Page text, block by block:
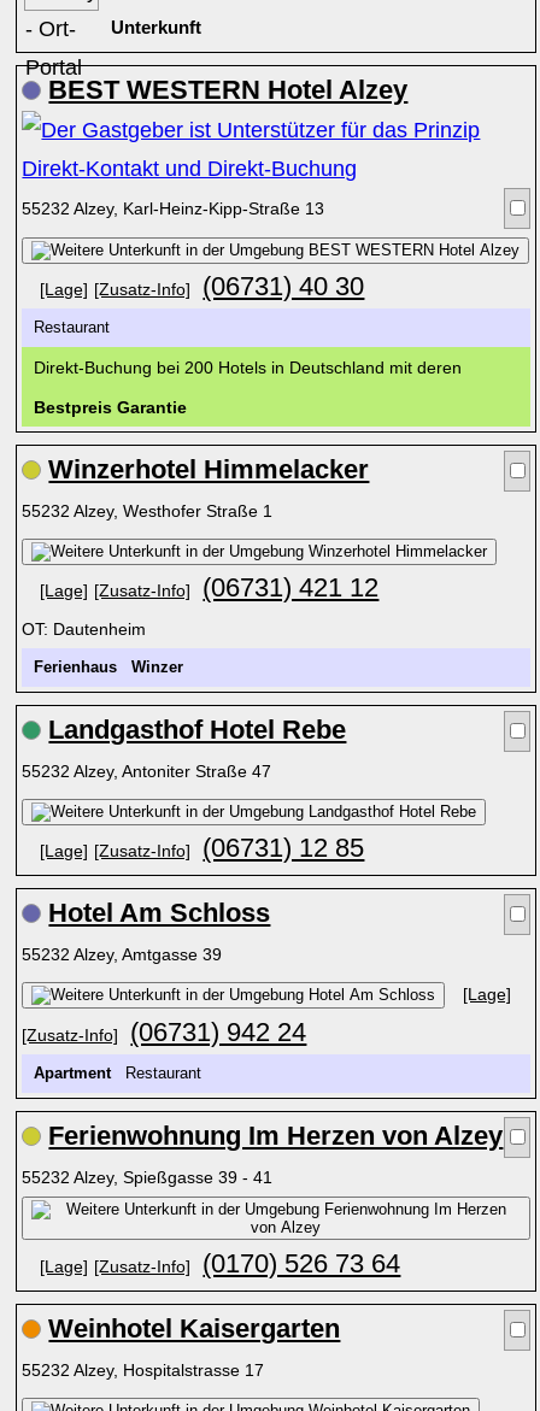
Unterkunft
BEST WESTERN Hotel Alzey
55232 Alzey, Karl-Heinz-Kipp-Straße 13
[Lage] [Zusatz-Info] (06731) 40 30
Restaurant
Direkt-Buchung bei 200 Hotels in Deutschland mit deren
Bestpreis Garantie
Winzerhotel Himmelacker
55232 Alzey, Westhofer Straße 1
[Lage] [Zusatz-Info] (06731) 421 12
OT: Dautenheim
Ferienhaus Winzer
Landgasthof Hotel Rebe
55232 Alzey, Antoniter Straße 47
[Lage] [Zusatz-Info] (06731) 12 85
Hotel Am Schloss
55232 Alzey, Amtgasse 39
[Lage]
[Zusatz-Info] (06731) 942 24
ApartmentRestaurant
Ferienwohnung Im Herzen von Alzey
55232 Alzey, Spießgasse 39 - 41
[Lage] [Zusatz-Info] (0170) 526 73 64
Weinhotel Kaisergarten
55232 Alzey, Hospitalstrasse 17